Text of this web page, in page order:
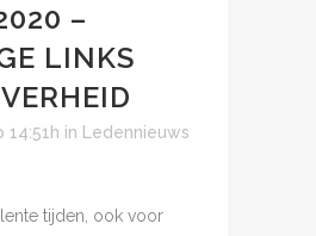
–
LINKS
14:51h in
Ledennieuws
tijden, ook voor